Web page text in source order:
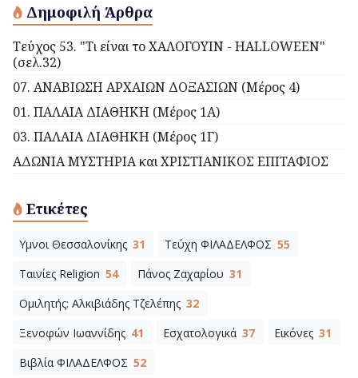
Δημοφιλή Άρθρα
Τεύχος 53. "Τι είναι το ΧΑΛΟΓΟΥΙΝ - HALLOWEEN"
(σελ.32)
07. ΑΝΑΒΙΩΣΗ ΑΡΧΑΙΩΝ ΔΟΞΑΣΙΩΝ (Μέρος 4)
01. ΠΑΛΑΙΑ ΔΙΑΘΗΚΗ (Μέρος 1Α)
03. ΠΑΛΑΙΑ ΔΙΑΘΗΚΗ (Μέρος 1Γ)
ΑΔΩΝΙΑ ΜΥΣΤΗΡΙΑ και ΧΡΙΣΤΙΑΝΙΚΟΣ ΕΠΙΤΑΦΙΟΣ
Ετικέτες
Υμνοι Θεσσαλονίκης 31 Τεύχη ΦΙΛΑΔΕΛΦΟΣ 55
Ταινίες Religion 54 Πάνος Ζαχαρίου 31
Ομιλητής: Αλκιβιάδης Τζελέπης 32
Ξενοφών Ιωαννίδης 41 Εσχατολογικά 37 Εικόνες 31
Βιβλία ΦΙΛΑΔΕΛΦΟΣ 52